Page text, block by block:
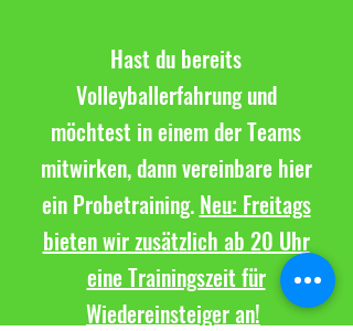
Hast du bereits
Volleyballerfahrung und
möchtest in einem der Teams
mitwirken, dann vereinbare hier
ein Probetraining. Neu: Freitags
bieten wir zusätzlich ab 20 Uhr
eine Trainingszeit für
Wiedereinsteiger an!